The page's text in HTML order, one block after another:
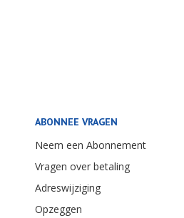
ABONNEE VRAGEN
Neem een Abonnement
Vragen over betaling
Adreswijziging
Opzeggen